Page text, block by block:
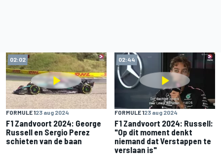
02:02
FORMULE 123 aug 2024
F1 Zandvoort 2024: George
Russell en Sergio Perez
schieten van de baan
02:44
FORMULE 123 aug 2024
F1 Zandvoort 2024: Russell:
"Op dit moment denkt
niemand dat Verstappen te
verslaan is"